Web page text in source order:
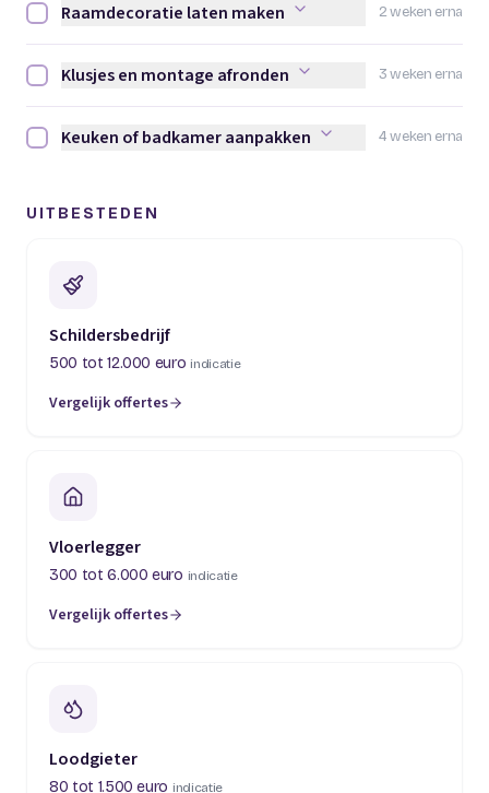
2 weken erna
Raamdecoratie laten maken afvinken
Raamdecoratie laten maken
3 weken erna
Klusjes en montage afronden afvinken
Klusjes en montage afronden
4 weken erna
Keuken of badkamer aanpakken afvinken
Keuken of badkamer aanpakken
UITBESTEDEN
Schildersbedrijf
500 tot 12.000 euro indicatie
Vergelijk offertes
(opent in een nieuw tabblad)
Vloerlegger
300 tot 6.000 euro indicatie
Vergelijk offertes
(opent in een nieuw tabblad)
Loodgieter
80 tot 1.500 euro indicatie